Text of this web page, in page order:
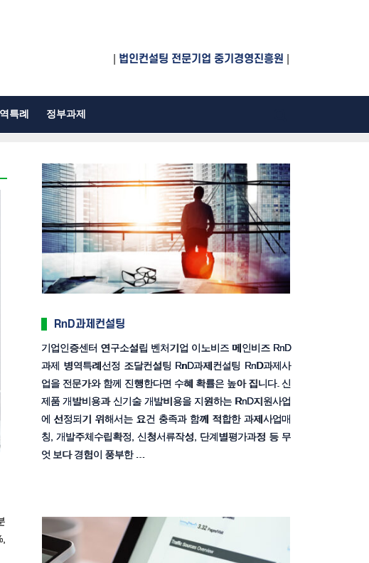
법인컨설팅 전문기업 중기경영진흥원
특례 정부과제
RnD과제컨설팅
기업인증센터 연구소설립 벤처기업 이노비즈 메인비즈 RnD
과제 병역특례선정 조달컨설팅 RnD과제컨설팅 RnD과제사
업을 전문가와 함께 진행한다면 수혜 확률은 높아 집니다. 신
제품 개발비용과 신기술 개발비용을 지원하는 RnD지원사업
에 선정되기 위해서는 요건 충족과 함께 적합한 과제사업매
칭, 개발주체수립확정, 신청서류작성, 단계별평가과정 등 무
엇 보다 경험이 풍부한 …